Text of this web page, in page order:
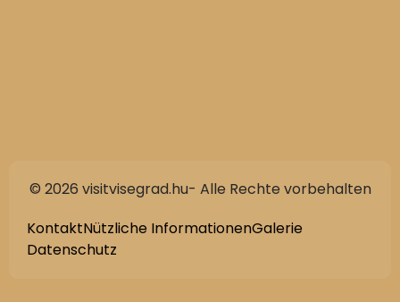
© 2026 visitvisegrad.hu- Alle Rechte vorbehalten
KontaktNützliche InformationenGalerie
Datenschutz